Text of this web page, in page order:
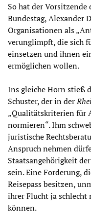
So hat der Vorsitzende
Bundestag, Alexander
Organisationen als
verunglimpft, die sich
einsetzen und ihnen
ermöglichen wollen.
Ins gleiche Horn stieß
Schuster, der in der
„Qualitätskriterien für
normieren“. Ihm
juristische
Anspruch nehmen
Staatsangehörigkeit
sein. Eine Forderung,
Reisepass besitzen,
ihrer Flucht ja schlecht
können.